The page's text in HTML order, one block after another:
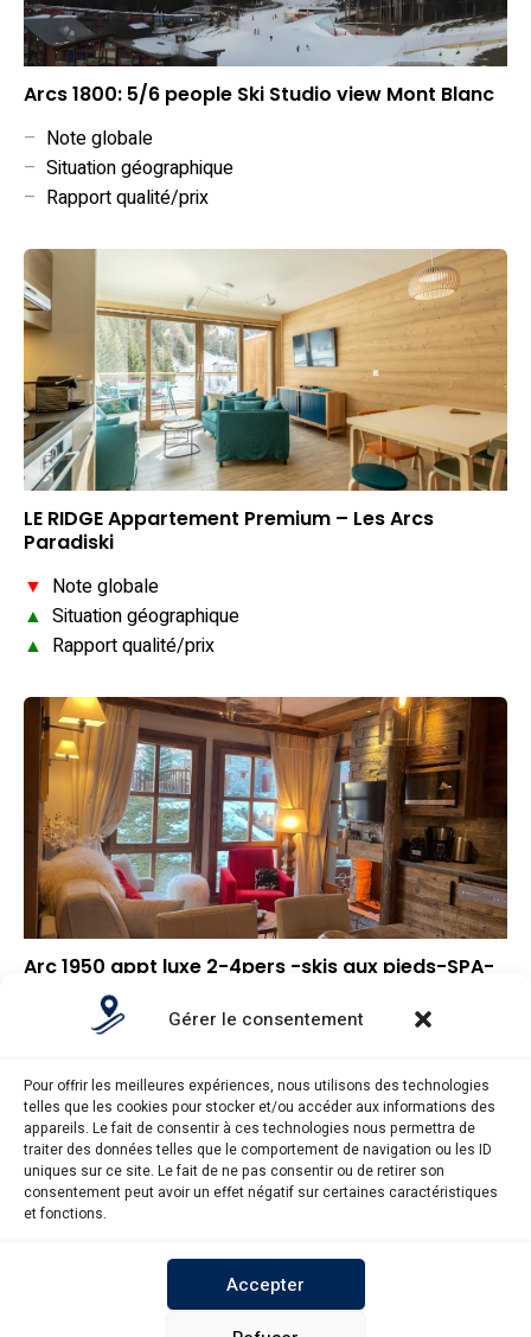
Gérer le consentement
Pour offrir les meilleures expériences, nous utilisons des technologies
telles que les cookies pour stocker et/ou accéder aux informations des
appareils. Le fait de consentir à ces technologies nous permettra de
traiter des données telles que le comportement de navigation ou les ID
uniques sur ce site. Le fait de ne pas consentir ou de retirer son
consentement peut avoir un effet négatif sur certaines caractéristiques
et fonctions.
Accepter
Arcs 1800: 5/6 people Ski Studio view Mont Blanc
– Note globale
– Situation géographique
– Rapport qualité/prix
LE RIDGE Appartement Premium – Les Arcs
Paradiski
▼ Note globale
▲ Situation géographique
▲ Rapport qualité/prix
Arc 1950 appt luxe 2-4pers -skis aux pieds-SPA-
piscines intérieure et extérieure-sauna-hammam
Note globale
▲Rapport qualité/prix
Pieddespistes.fr © Copyright 2025. Tous droits réservés.